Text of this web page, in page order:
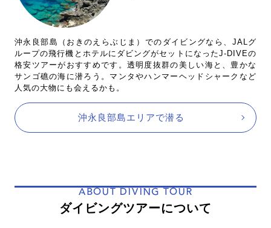
沖永良部島（おきのえらぶじま）でのダイビングなら、JALグ
ループの飛行機とホテルにダビングがセットになったJ-DIVEの
格安ツアーがおすすめです。透明度抜群の美しい海と、豊かな
サンゴ礁の海に潜ろう。マンタやハンマーヘッドシャークなど
人気の大物にも会えるかも。
沖永良部島エリアで潜る
ABOUT DIVING TOUR
ダイビングツアーについて